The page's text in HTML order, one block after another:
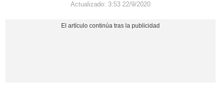
Actualizado: 3:53 22/9/2020